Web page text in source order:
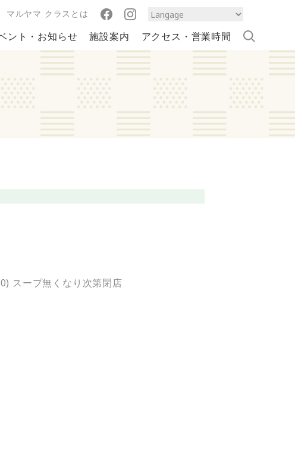
マルヤマ クラスとは
ント・お知らせ 施設案内 アクセス・営業時間
スープ無くなり次第閉店